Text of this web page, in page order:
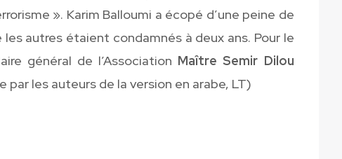
». Karim Balloumi a écopé d’une peine de
autres étaient condamnés à deux ans. Pour le
général de l’Association Maître Semir Dilou
les auteurs de la version en arabe, LT)